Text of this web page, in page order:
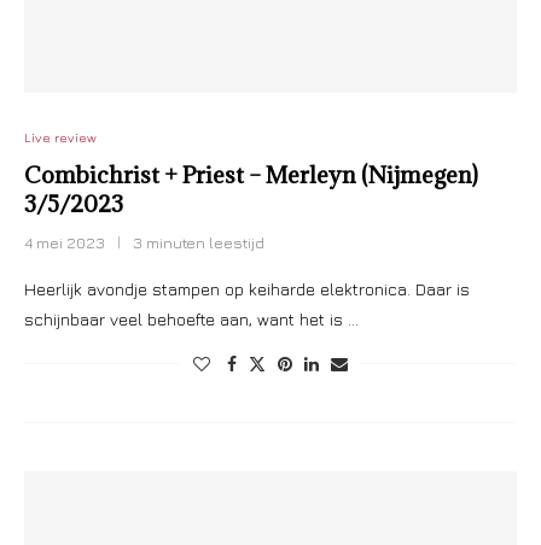
Live review
Combichrist + Priest – Merleyn (Nijmegen)
3/5/2023
4 mei 2023 3 minuten leestijd
Heerlijk avondje stampen op keiharde elektronica. Daar is
schijnbaar veel behoefte aan, want het is …